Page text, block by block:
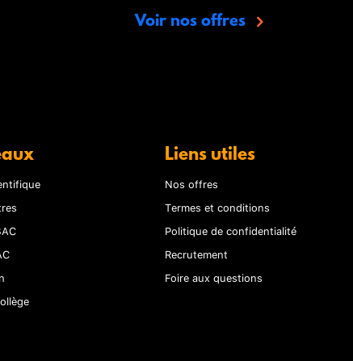
Voir nos offres
Liens utiles
Nos offres
Termes et conditions
Politique de confidentialité
Recrutement
Foire aux questions